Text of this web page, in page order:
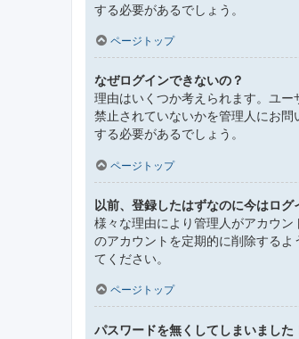
する必要があるでしょう。
ページトップ
なぜログインできないの？
理由はいくつか考えられます。ユ
禁止されていないかを管理人にお
する必要があるでしょう。
ページトップ
以前、登録したはずなのに今はログ
様々な理由により管理人がアカウ
のアカウントを定期的に削除する
てください。
ページトップ
パスワードを無くしてしまいました